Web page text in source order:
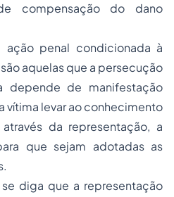
compensação do dano
ação penal condicionada à
aquelas que a persecução
depende de manifestação
vítima levar ao conhecimento
da representação, a
que sejam adotadas as
diga que a representação